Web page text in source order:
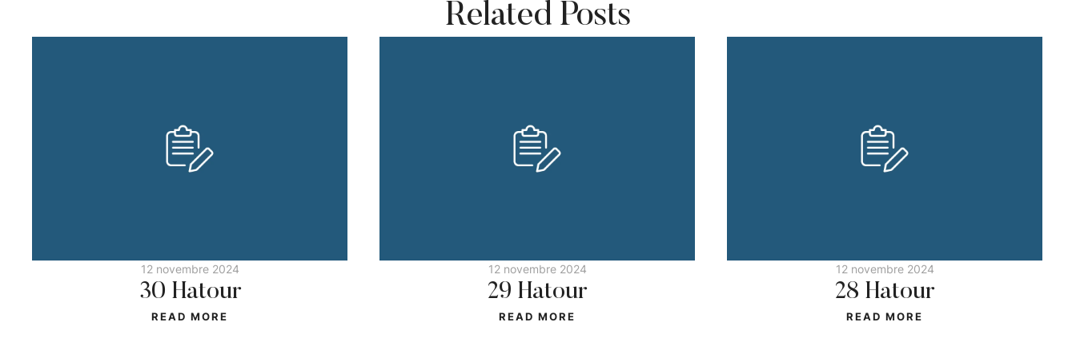
Related Posts
12 novembre 2024
30 Hatour
READ MORE
12 novembre 2024
29 Hatour
READ MORE
12 novembre 2024
28 Hatour
READ MORE